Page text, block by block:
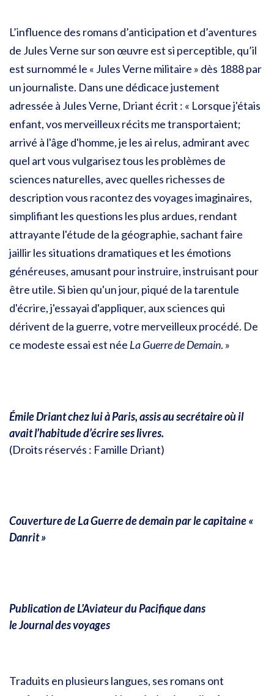
L’influence des romans d’anticipation et d’aventures
de Jules Verne sur son œuvre est si perceptible, qu’il
est surnommé le « Jules Verne militaire » dès 1888 par
un journaliste. Dans une dédicace justement
adressée à Jules Verne, Driant écrit : « Lorsque j'étais
enfant, vos merveilleux récits me transportaient;
arrivé à l'âge d'homme, je les ai relus, admirant avec
quel art vous vulgarisez tous les problèmes de
sciences naturelles, avec quelles richesses de
description vous racontez des voyages imaginaires,
simplifiant les questions les plus ardues, rendant
attrayante l'étude de la géographie, sachant faire
jaillir les situations dramatiques et les émotions
généreuses, amusant pour instruire, instruisant pour
être utile. Si bien qu'un jour, piqué de la tarentule
d'écrire, j'essayai d'appliquer, aux sciences qui
dérivent de la guerre, votre merveilleux procédé. De
ce modeste essai est née La Guerre de Demain. »
Émile Driant chez lui à Paris, assis au secrétaire où il
avait l’habitude d’écrire ses livres.
(Droits réservés : Famille Driant)
Couverture de La Guerre de demain par le capitaine «
Danrit »
Publication de L'Aviateur du Pacifique dans
le Journal des voyages
Traduits en plusieurs langues, ses romans ont